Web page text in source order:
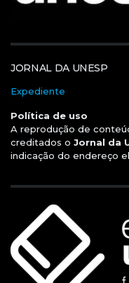
JORNAL DA UNESP
Expediente
Política de uso
A reprodução de
creditados o Jornal da
indicação do endereço